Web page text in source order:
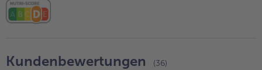
Suppeneinlagen
Confiserie & Feinkost
Kundenbewertungen (36)